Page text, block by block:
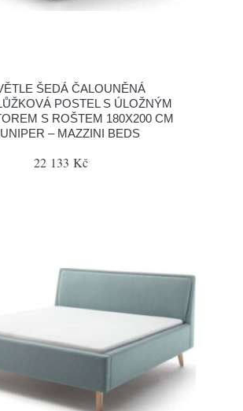
ŠEDÁ ČALOUNĚNÁ
POSTEL S ÚLOŽNÝM
S ROŠTEM 180X200 CM
– MAZZINI BEDS
22 133 Kč